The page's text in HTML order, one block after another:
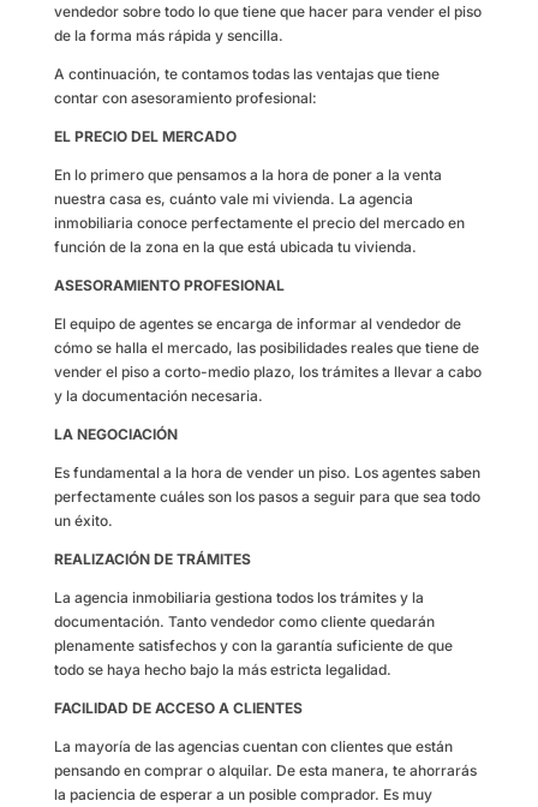
vendedor sobre todo lo que tiene que hacer para vender el piso
de la forma más rápida y sencilla.
A continuación, te contamos todas las ventajas que tiene
contar con asesoramiento profesional:
EL PRECIO DEL MERCADO
En lo primero que pensamos a la hora de poner a la venta
nuestra casa es, cuánto vale mi vivienda. La agencia
inmobiliaria conoce perfectamente el precio del mercado en
función de la zona en la que está ubicada tu vivienda.
ASESORAMIENTO PROFESIONAL
El equipo de agentes se encarga de informar al vendedor de
cómo se halla el mercado, las posibilidades reales que tiene de
vender el piso a corto-medio plazo, los trámites a llevar a cabo
y la documentación necesaria.
LA NEGOCIACIÓN
Es fundamental a la hora de vender un piso. Los agentes saben
perfectamente cuáles son los pasos a seguir para que sea todo
un éxito.
REALIZACIÓN DE TRÁMITES
La agencia inmobiliaria gestiona todos los trámites y la
documentación. Tanto vendedor como cliente quedarán
plenamente satisfechos y con la garantía suficiente de que
todo se haya hecho bajo la más estricta legalidad.
FACILIDAD DE ACCESO A CLIENTES
La mayoría de las agencias cuentan con clientes que están
pensando en comprar o alquilar. De esta manera, te ahorrarás
la paciencia de esperar a un posible comprador. Es muy